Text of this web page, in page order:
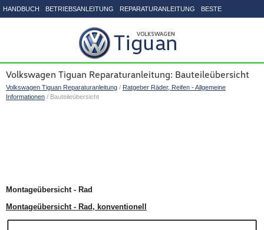
HANDBUCH BETRIEBSANLEITUNG REPARATURANLEITUNG BESTE
Volkswagen Tiguan Reparaturanleitung: Bauteileübersicht
Volkswagen Tiguan Reparaturanleitung / Ratgeber Räder, Reifen - Allgemeine
Informationen / Bauteileübersicht
Montageübersicht - Rad
Montageübersicht - Rad, konventionell